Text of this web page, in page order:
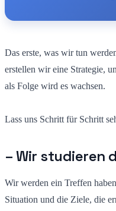
Das erste, was wir tun
erstellen wir eine Strategie,
als Folge wird es wachsen.
Lass uns Schritt für Schritt
– Wir studieren
Wir werden ein Treffen
Situation und die Ziele, die